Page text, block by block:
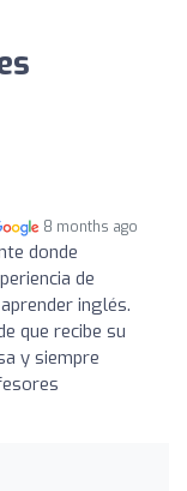
8 months ago
donde
de
inglés.
que recibe su
y siempre